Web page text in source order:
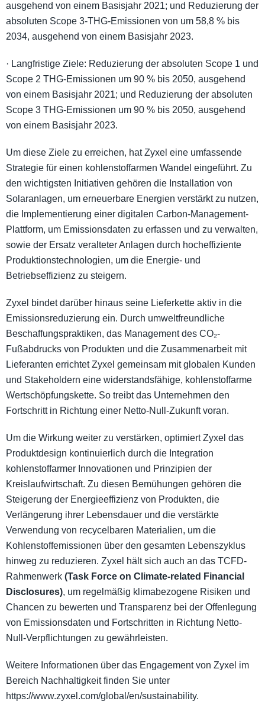
ausgehend von einem Basisjahr 2021; und Reduzierung der
absoluten Scope 3-THG-Emissionen von um 58,8 % bis
2034, ausgehend von einem Basisjahr 2023.
· Langfristige Ziele: Reduzierung der absoluten Scope 1 und
Scope 2 THG-Emissionen um 90 % bis 2050, ausgehend
von einem Basisjahr 2021; und Reduzierung der absoluten
Scope 3 THG-Emissionen um 90 % bis 2050, ausgehend
von einem Basisjahr 2023.
Um diese Ziele zu erreichen, hat Zyxel eine umfassende
Strategie für einen kohlenstoffarmen Wandel eingeführt. Zu
den wichtigsten Initiativen gehören die Installation von
Solaranlagen, um erneuerbare Energien verstärkt zu nutzen,
die Implementierung einer digitalen Carbon-Management-
Plattform, um Emissionsdaten zu erfassen und zu verwalten,
sowie der Ersatz veralteter Anlagen durch hocheffiziente
Produktionstechnologien, um die Energie- und
Betriebseffizienz zu steigern.
Zyxel bindet darüber hinaus seine Lieferkette aktiv in die
Emissionsreduzierung ein. Durch umweltfreundliche
Beschaffungspraktiken, das Management des CO₂-
Fußabdrucks von Produkten und die Zusammenarbeit mit
Lieferanten errichtet Zyxel gemeinsam mit globalen Kunden
und Stakeholdern eine widerstandsfähige, kohlenstoffarme
Wertschöpfungskette. So treibt das Unternehmen den
Fortschritt in Richtung einer Netto-Null-Zukunft voran.
Um die Wirkung weiter zu verstärken, optimiert Zyxel das
Produktdesign kontinuierlich durch die Integration
kohlenstoffarmer Innovationen und Prinzipien der
Kreislaufwirtschaft. Zu diesen Bemühungen gehören die
Steigerung der Energieeffizienz von Produkten, die
Verlängerung ihrer Lebensdauer und die verstärkte
Verwendung von recycelbaren Materialien, um die
Kohlenstoffemissionen über den gesamten Lebenszyklus
hinweg zu reduzieren. Zyxel hält sich auch an das TCFD-
Rahmenwerk (Task Force on Climate-related Financial
Disclosures), um regelmäßig klimabezogene Risiken und
Chancen zu bewerten und Transparenz bei der Offenlegung
von Emissionsdaten und Fortschritten in Richtung Netto-
Null-Verpflichtungen zu gewährleisten.
Weitere Informationen über das Engagement von Zyxel im
Bereich Nachhaltigkeit finden Sie unter
https://www.zyxel.com/global/en/sustainability.